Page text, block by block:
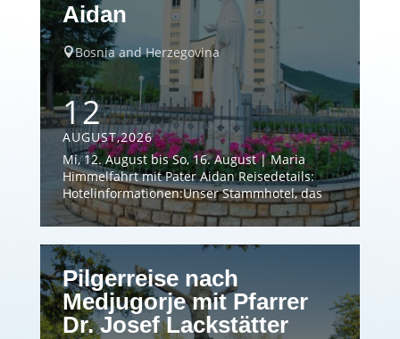
Aidan
Bosnia and Herzegovina
12
AUGUST,2026
Mi, 12. August bis So, 16. August | Maria
Himmelfahrt mit Pater Aidan Reisedetails:
Hotelinformationen:Unser Stammhotel, das
3* Hotel Marben, liegt nahe der Pfarrkirche
im Zentrum von Medjugorje und ist ein
idealer Ausgangspunkt für verschiedene
Ausflugsziele. Das neu adaptierte Haus bietet
einen Lift und gutbürgerliche Küche. Sollte
das Hotel Marben ausgebucht sein, buchen
wir die […]
Pilgerreise nach
Medjugorje mit Pfarrer
Dr. Josef Lackstätter